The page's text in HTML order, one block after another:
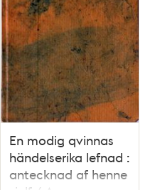
En modig qvinnas
händelserika lefnad :
antecknad af henne